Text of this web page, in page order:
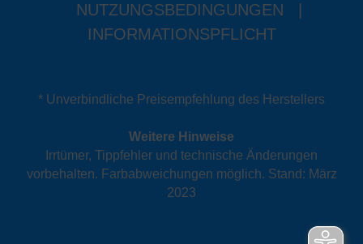
NUTZUNGSBEDINGUNGEN
INFORMATIONSPFLICHT
* Unverbindliche Preisempfehlung des Herstellers
Weitere Hinweise
Irrtümer, Tippfehler und technische Änderungen
vorbehalten. Farbabweichungen möglich. Stand: März
2023